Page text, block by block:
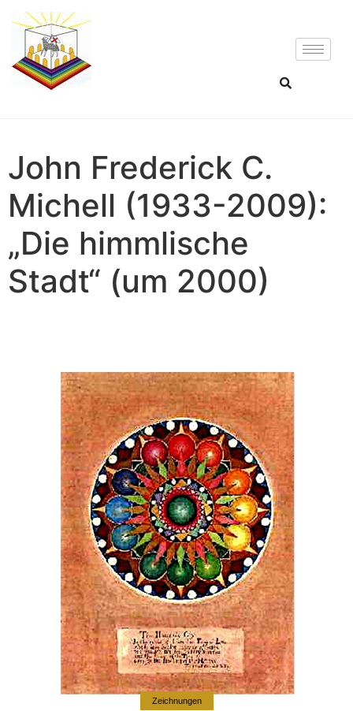
John Frederick C.
Michell (1933-2009):
„Die himmlische
Stadt“ (um 2000)
Zeichnungen